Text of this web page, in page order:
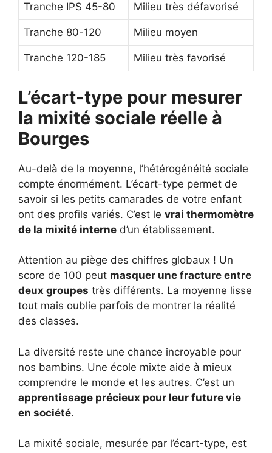
Tranche IPS 45-80 Milieu très défavorisé
Tranche 80-120 Milieu moyen
Tranche 120-185 Milieu très favorisé
L’écart-type pour mesurer
la mixité sociale réelle à
Bourges
Au-delà de la moyenne, l’hétérogénéité sociale
compte énormément. L’écart-type permet de
savoir si les petits camarades de votre enfant
ont des profils variés. C’est le vrai thermomètre
de la mixité interne d’un établissement.
Attention au piège des chiffres globaux ! Un
score de 100 peut masquer une fracture entre
deux groupes très différents. La moyenne lisse
tout mais oublie parfois de montrer la réalité
des classes.
La diversité reste une chance incroyable pour
nos bambins. Une école mixte aide à mieux
comprendre le monde et les autres. C’est un
apprentissage précieux pour leur future vie
en société.
La mixité sociale, mesurée par l’écart-type, est